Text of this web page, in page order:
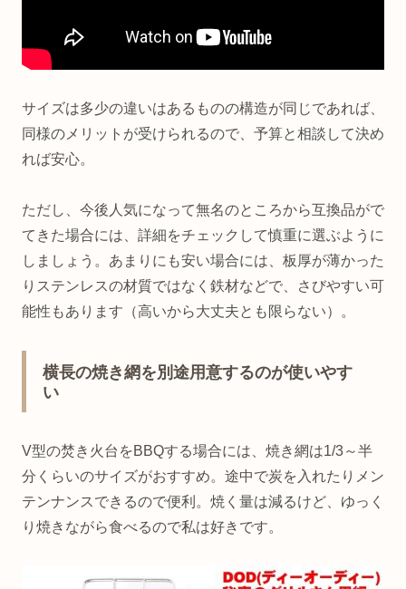
サイズは多少の違いはあるものの構造が同じであれば、
同様のメリットが受けられるので、予算と相談して決め
れば安心。
ただし、今後人気になって無名のところから互換品がで
てきた場合には、詳細をチェックして慎重に選ぶように
しましょう。あまりにも安い場合には、板厚が薄かった
りステンレスの材質ではなく鉄材などで、さびやすい可
能性もあります（高いから大丈夫とも限らない）。
横長の焼き網を別途用意するのが使いやす
い
V型の焚き火台をBBQする場合には、焼き網は1/3～半
分くらいのサイズがおすすめ。途中で炭を入れたりメン
テンナンスできるので便利。焼く量は減るけど、ゆっく
り焼きながら食べるので私は好きです。